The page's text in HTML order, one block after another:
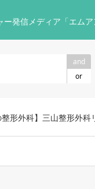
発信メディア「エムア
and
or
形外科】三山整形外科